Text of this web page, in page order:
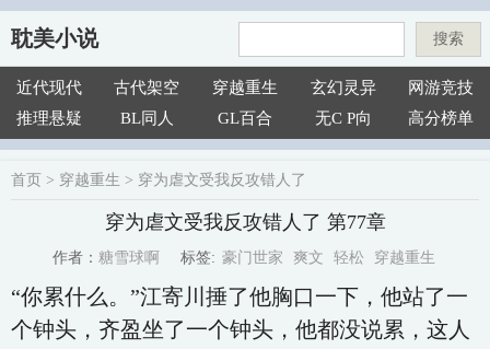
耽美小说 搜索
近代现代 古代架空 穿越重生 玄幻灵异
网游竞技
推理悬疑
BL同人 GL百合 无C P向 高分榜单
首页 > 穿越重生 > 穿为虐文受我反攻错人了
穿为虐文受我反攻错人了 第77章
作者： 糖雪球啊 标签: 豪门世家 爽文 轻松 穿越重生
“你累什么。”江寄川捶了他胸口一下，他站了一
个钟头，齐盈坐了一个钟头，他都没说累，这人